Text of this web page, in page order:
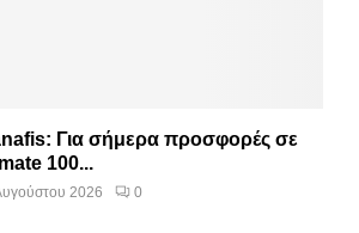
Για σήμερα προσφορές σε
100...
2026 0